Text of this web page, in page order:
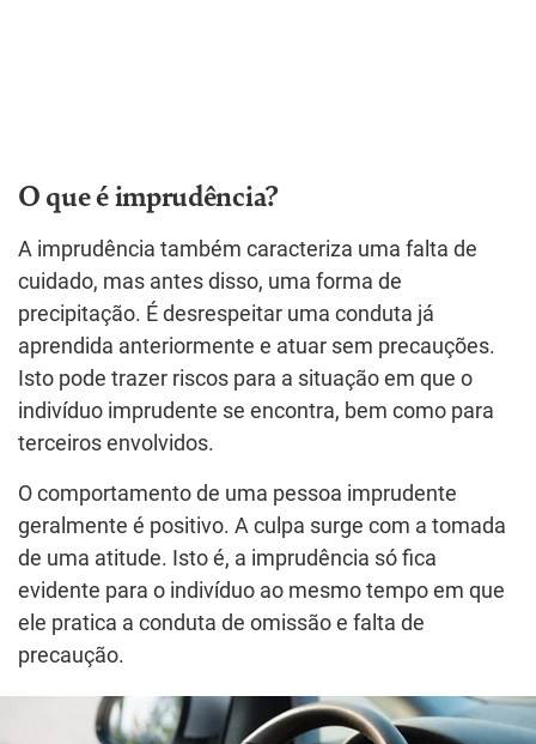
O que é imprudência?
A imprudência também caracteriza uma falta de
cuidado, mas antes disso, uma forma de
precipitação. É desrespeitar uma conduta já
aprendida anteriormente e atuar sem precauções.
Isto pode trazer riscos para a situação em que o
indivíduo imprudente se encontra, bem como para
terceiros envolvidos.
O comportamento de uma pessoa imprudente
geralmente é positivo. A culpa surge com a tomada
de uma atitude. Isto é, a imprudência só fica
evidente para o indivíduo ao mesmo tempo em que
ele pratica a conduta de omissão e falta de
precaução.